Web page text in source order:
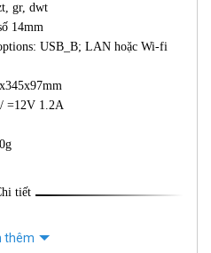
gr, dwt
14mm
USB_B; LAN hoặc Wi-fi
=12V 1.2A
tiết
thêm